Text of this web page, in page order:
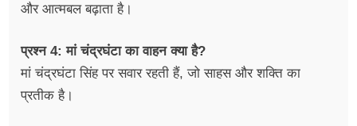
और आत्मबल बढ़ाता है।
प्रश्न 4: मां चंद्रघंटा का वाहन क्या है?
मां चंद्रघंटा सिंह पर सवार रहती हैं, जो साहस और शक्ति का
प्रतीक है।